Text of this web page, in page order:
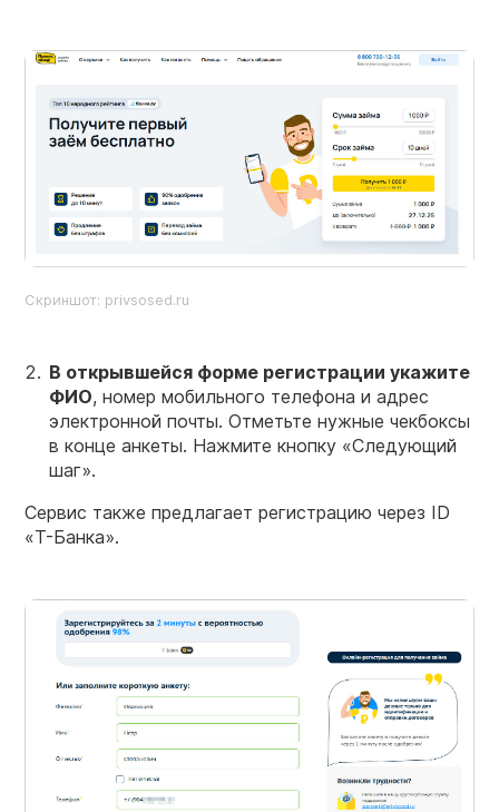
Скриншот: privsosed.ru
В открывшейся форме регистрации укажите
ФИО, номер мобильного телефона и адрес
электронной почты. Отметьте нужные чекбоксы
в конце анкеты. Нажмите кнопку «Следующий
шаг».
Сервис также предлагает регистрацию через ID
«Т-Банка».